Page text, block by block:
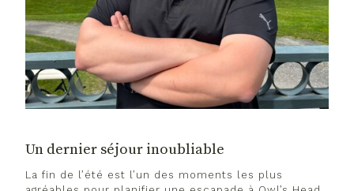
Un dernier séjour inoubliable
La fin de l’été est l’un des moments les plus